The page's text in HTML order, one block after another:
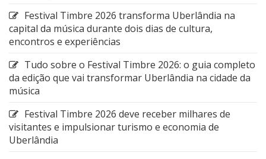
Festival Timbre 2026 transforma Uberlândia na
capital da música durante dois dias de cultura,
encontros e experiências
Tudo sobre o Festival Timbre 2026: o guia completo
da edição que vai transformar Uberlândia na cidade da
música
Festival Timbre 2026 deve receber milhares de
visitantes e impulsionar turismo e economia de
Uberlândia